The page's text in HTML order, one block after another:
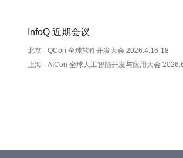
InfoQ 近期会议
北京 · QCon 全球软件开发大会 2026.4.16-18
上海 · AICon 全球人工智能开发与应用大会